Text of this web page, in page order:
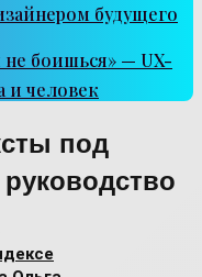
будущего
не боишься» — UX-
и человек
под